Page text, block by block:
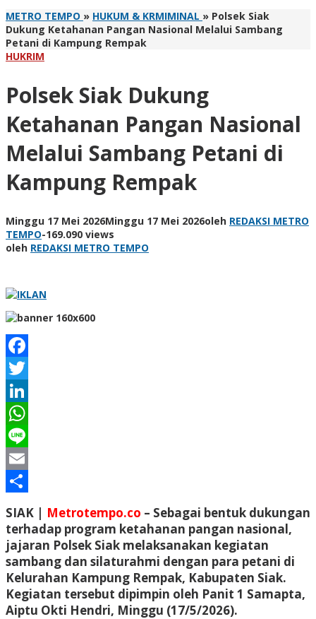
METRO TEMPO » HUKUM & KRMIMINAL » Polsek Siak
Dukung Ketahanan Pangan Nasional Melalui Sambang
Petani di Kampung Rempak
HUKRIM
Polsek Siak Dukung
Ketahanan Pangan Nasional
Melalui Sambang Petani di
Kampung Rempak
Minggu 17 Mei 2026Minggu 17 Mei 2026oleh REDAKSI METRO
TEMPO-169.090 views
oleh REDAKSI METRO TEMPO
Facebook
Twitter
LinkedIn
WhatsApp
Line
Email
Share
SIAK | Metrotempo.co – Sebagai bentuk dukungan
terhadap program ketahanan pangan nasional,
jajaran Polsek Siak melaksanakan kegiatan
sambang dan silaturahmi dengan para petani di
Kelurahan Kampung Rempak, Kabupaten Siak.
Kegiatan tersebut dipimpin oleh Panit 1 Samapta,
Aiptu Okti Hendri, Minggu (17/5/2026).